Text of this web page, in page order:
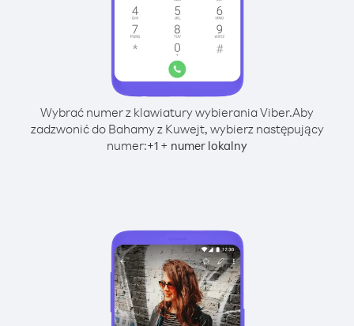
Wybrać numer z klawiatury wybierania Viber.Aby
zadzwonić do Bahamy z Kuwejt, wybierz następujący
numer:+1 + numer lokalny